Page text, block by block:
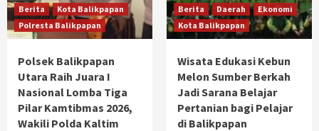
Berita
Kota Balikpapan
Polresta Balikpapan
Polsek Balikpapan
Utara Raih Juara I
Nasional Lomba Tiga
Pilar Kamtibmas 2026,
Wakili Polda Kaltim
Berita Daerah
Ekonomi
Kota Balikpapan
Wisata Edukasi Kebun
Melon Sumber Berkah
Jadi Sarana Belajar
Pertanian bagi Pelajar
di Balikpapan